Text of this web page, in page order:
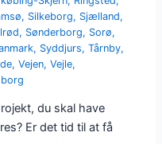
, Silkeborg, Sjælland,
, Sønderborg, Sorø,
, Syddjurs,Tårnby,
,Vejen,Vejle,
du skal have
Er det tid til at få